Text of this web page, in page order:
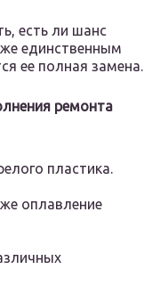
есть ли шанс
единственным
ее полная замена.
ремонта
пластика.
оплавление